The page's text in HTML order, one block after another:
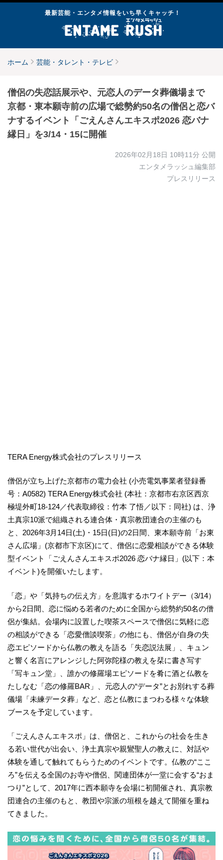
最新芸能・エンタメ情報をいち早くキャッチ！
ホーム 芸能・タレント・テレビ
僧侶の失恋話展示や、元恋人のデータ葬儀場まで
京都・東本願寺前の広場で総勢約50名の僧侶と恋バ
ナするイベント「ごえんさんエキスポ2026 恋バナ
縁日」を3/14・15に開催
2026年02月18日 10時11分 公開
エンタメラッシュ編集部
プレスリリース
TERA Energy株式会社のプレスリリース
僧侶が立ち上げた京都市の電力会社 (小売電気事業者登録番
号：A0582) TERA Energy株式会社 (本社：京都市右京区西京
極堤外町18-124／代表取締役：竹本 了悟／以下：同社) は、浄
土真宗10派で組織される連合体・真宗教団連合の主催のも
と、2026年3月14日(土)・15日(日)の2日間、東本願寺前「お東
さん広場」(京都市下京区)にて、僧侶に恋愛相談ができる体験
型イベント「ごえんさんエキスポ2026 恋バナ縁日」(以下：本
イベント)を開催いたします。
「恋」や「気持ちの伝え方」を意識するホワイトデー（3/14）
から2日間、恋に悩める若者のために全国から総勢約50名の僧
侶が集結。会場内に設置した喫茶スペースで僧侶に気軽に恋
の相談ができる「恋愛僧談喫茶」の他にも、僧侶が自身の失
恋エピソードから仏教の教えを語る「失恋説法展」、キュン
と響く名言にアレンジした阿弥陀様の教えを栞に書き写す
「写キュン堂」、誰かの修羅場エピソードを肴に酒と仏教を
たしなむ「恋の修羅BAR」、元恋人の“データ”とお別れする葬
儀場「未練データ葬」など、恋と仏教にまつわる様々な体験
ブースを予定しています。
「ごえんさんエキスポ」は、僧侶と、これからの社会を生き
る若い世代が出会い、浄土真宗や親鸞聖人の教えに、対話や
体験を通して触れてもらうためのイベントです。仏教の“ここ
ろ”を伝える全国のお寺や僧侶、関連団体が一堂に会する“おま
つり”として、2017年に西本願寺を会場に初開催され、真宗教
団連合の主催のもと、教団や宗派の垣根を越えて開催を重ね
てきました。